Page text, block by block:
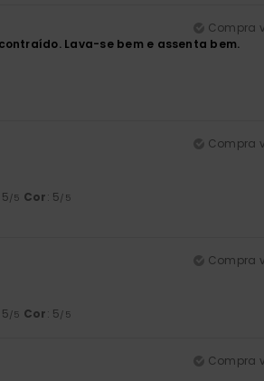
Compra
Lava-se bem e assenta bem.
Compra
/5 Cor: 5/5
Compra
/5 Cor: 5/5
Compra